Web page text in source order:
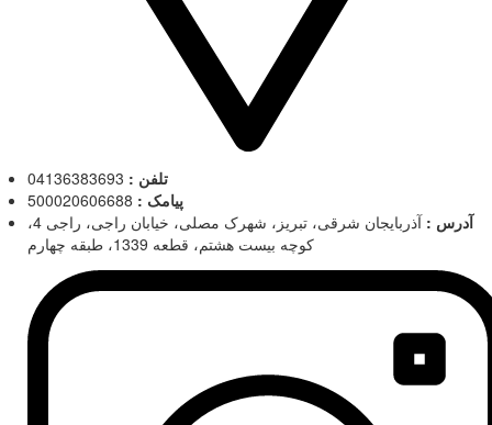
تلفن :
پیامک :
آدرس :
آذربایجان شرقی، تبریز، شهرک مصلی، خیابان راجی، راجی 4،
کوچه بیست هشتم، قطعه 1339، طبقه چهارم